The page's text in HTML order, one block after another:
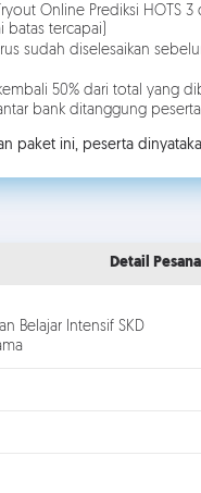
Online Prediksi HOTS
batas tercapai)
sudah diselesaikan
50% dari total yang
bank ditanggung peserta
paket ini, peserta
Detail
Belajar Intensif SKD